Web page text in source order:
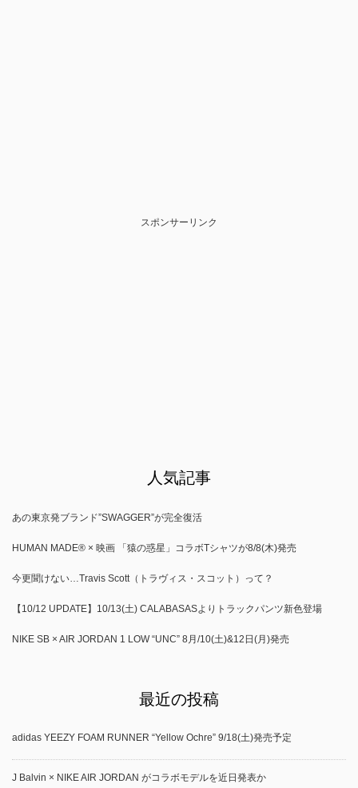
スポンサーリンク
人気記事
あの東京発ブランド”SWAGGER”が完全復活
HUMAN MADE®︎ × 映画 「猿の惑星」コラボTシャツが8/8(木)発売
今更聞けない…Travis Scott（トラヴィス・スコット）って？
【10/12 UPDATE】10/13(土) CALABASASよりトラックパンツ新色登場
NIKE SB × AIR JORDAN 1 LOW “UNC” 8月/10(土)&12日(月)発売
最近の投稿
adidas YEEZY FOAM RUNNER “Yellow Ochre” 9/18(土)発売予定
J Balvin × NIKE AIR JORDAN がコラボモデルを近日発表か